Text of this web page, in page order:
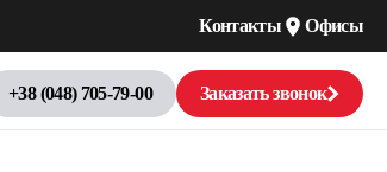
Контакты Офисы
+38 (048) 705-79-00 Заказать звонок